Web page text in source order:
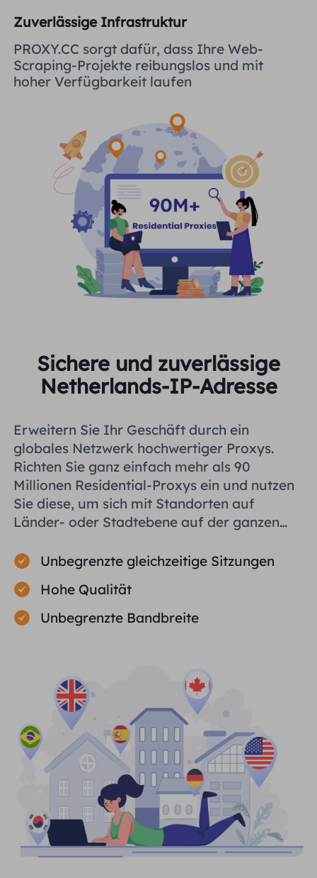
Zuverlässige Infrastruktur
PROXY.CC sorgt dafür, dass Ihre Web-
Scraping-Projekte reibungslos und mit
hoher Verfügbarkeit laufen
Sichere und zuverlässige
Netherlands-IP-Adresse
Erweitern Sie Ihr Geschäft durch ein
globales Netzwerk hochwertiger Proxys.
Richten Sie ganz einfach mehr als 90
Millionen Residential-Proxys ein und nutzen
Sie diese, um sich mit Standorten auf
Länder- oder Stadtebene auf der ganzen
effizienten Erfassung öffentlicher Daten zu
helfen.
Unbegrenzte gleichzeitige Sitzungen
Hohe Qualität
Unbegrenzte Bandbreite